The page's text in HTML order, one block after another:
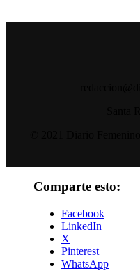
Comparte esto:
Facebook
LinkedIn
X
Pinterest
WhatsApp